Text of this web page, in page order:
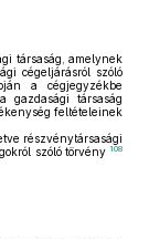
társaság, amelynek
cégeljárásról szóló
a cégjegyzékbe
gazdasági társaság
feltételeinek
részvénytársasági
szóló törvény 108